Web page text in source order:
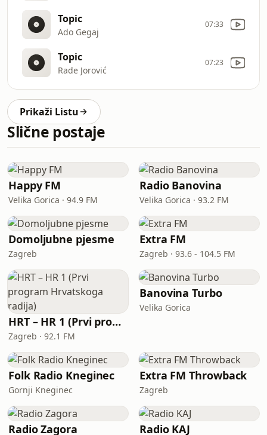
Topic
Ado Gegaj
07:33
Topic
Rade Jorović
07:23
Prikaži Listu
Slične postaje
Happy FM
Velika Gorica · 94.9 FM
Radio Banovina
Velika Gorica · 93.2 FM
Domoljubne pjesme
Zagreb
Extra FM
Zagreb · 93.6 - 104.5 FM
HRT – HR 1 (Prvi program Hrvatskoga radija)
Zagreb · 92.1 FM
Banovina Turbo
Velika Gorica
Folk Radio Kneginec
Gornji Kneginec
Extra FM Throwback
Zagreb
Radio Zagora Radio KAJ